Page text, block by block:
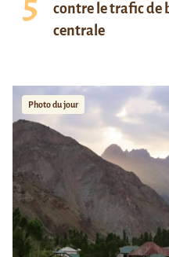
contre le trafic de
centrale
Photo du jour